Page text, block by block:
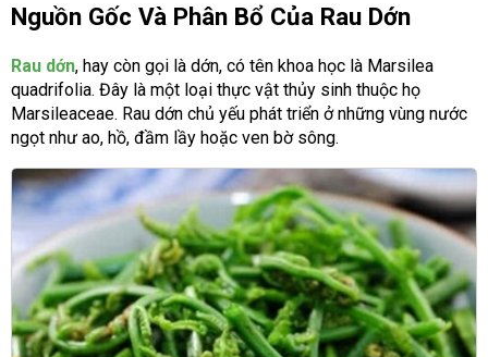
Nguồn Gốc Và Phân Bổ Của Rau Dớn
Rau dớn, hay còn gọi là dớn, có tên khoa học là Marsilea
quadrifolia. Đây là một loại thực vật thủy sinh thuộc họ
Marsileaceae. Rau dớn chủ yếu phát triển ở những vùng nước
ngọt như ao, hồ, đầm lầy hoặc ven bờ sông.